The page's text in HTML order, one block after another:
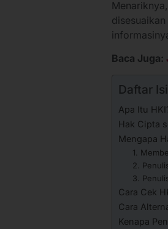
Baca Juga:
Daftar Isi
Apa Itu
Hak Cipta
Mengapa
1.
2.
3.
Cara Cek
Cara
Kenapa